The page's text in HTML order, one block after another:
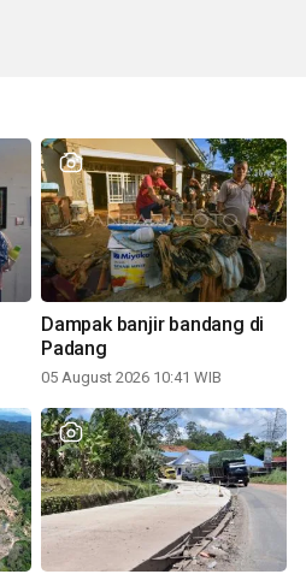
Dampak banjir bandang di
Padang
05 August 2026 10:41 WIB